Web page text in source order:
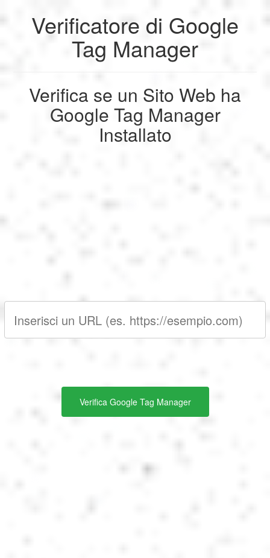
Giochi
SEO
My Profile
Logout
English
Deutsch
Italiano
Polski
русский
日本語
Verificatore di Google
Tag Manager
Verifica se un Sito Web ha
Google Tag Manager
Installato
My Profile
Verifica Google Tag Manager